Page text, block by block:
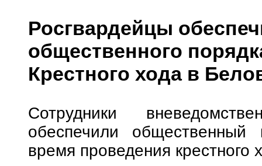
Росгвардейцы
общественного
Крестного хода в
Сотрудники
обеспечили
время проведения крестного